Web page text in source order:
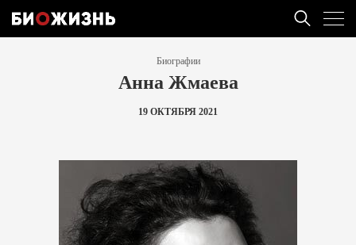
Биографии
Анна Жмаева
19 ОКТЯБРЯ 2021